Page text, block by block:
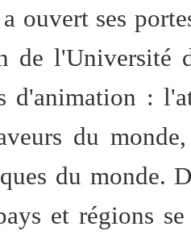
ouvert ses
de l'Université
d'animation :
du
du monde.
et régions